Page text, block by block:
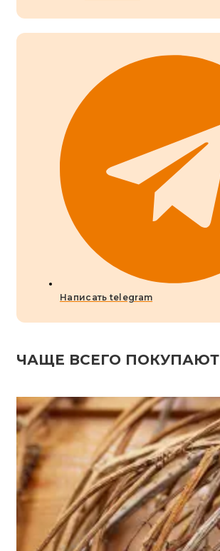
Написать telegram
ЧАЩЕ ВСЕГО ПОКУПАЮТ